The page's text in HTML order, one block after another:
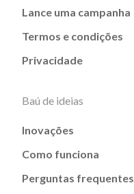
Lance uma campanha
Termos e condições
Privacidade
Baú de ideias
Inovações
Como funciona
Perguntas frequentes